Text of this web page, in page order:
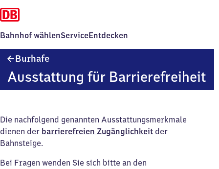
Bahnhof wählenServiceEntdecken
Burhafe
Ausstattung für Barrierefreiheit
Die nachfolgend genannten Ausstattungsmerkmale
dienen der barrierefreien Zugänglichkeit der
Bahnsteige.
Bei Fragen wenden Sie sich bitte an den